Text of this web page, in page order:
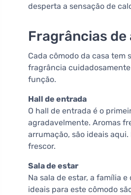
desperta a sensação de
Fragrâncias
Cada cômodo da casa
fragrância
função.
Hall de entrada
O hall de entrada é o
agradavelmente. Aromas
arrumação, são ideais
frescor.
Sala de estar
Na sala de estar, a família
ideais para este cômodo